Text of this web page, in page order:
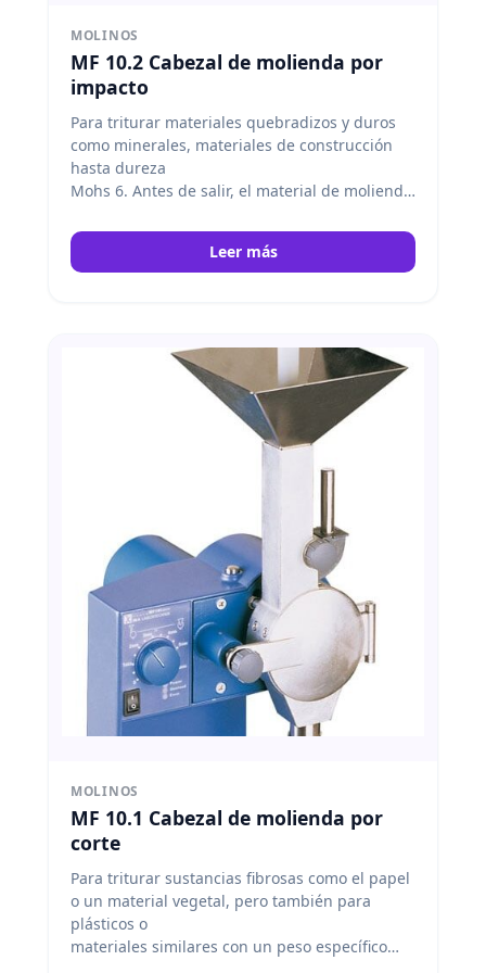
MOLINOS
MF 10.2 Cabezal de molienda por
impacto
Para triturar materiales quebradizos y duros
como minerales, materiales de construcción
hasta dureza
Mohs 6. Antes de salir, el material de molienda
intercambiarse
por otros con orificios de diferentes tamaño
Leer más
MOLINOS
MF 10.1 Cabezal de molienda por
corte
Para triturar sustancias fibrosas como el papel
o un material vegetal, pero también para
plásticos o
materiales similares con un peso específico